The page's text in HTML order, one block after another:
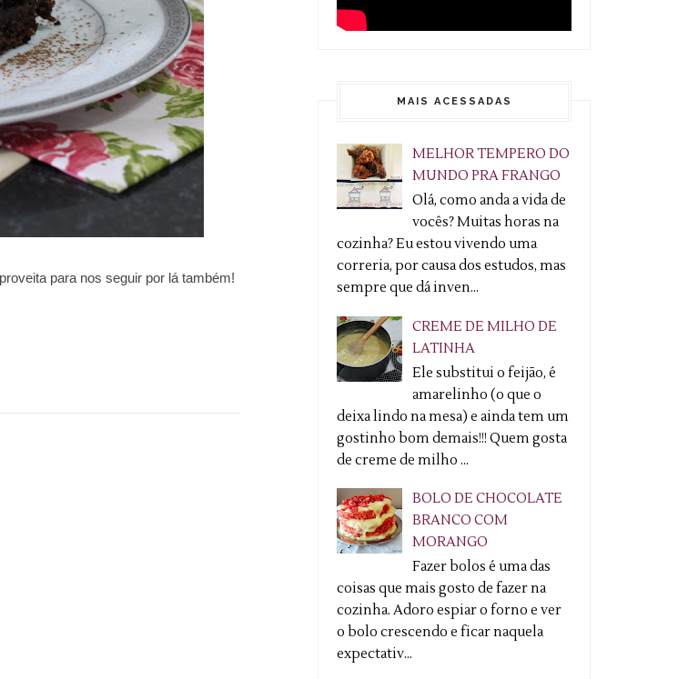
para nos seguir por lá também!
MAIS ACESSADAS
MELHOR TEMPERO DO
MUNDO PRA FRANGO
Olá, como anda a vida de
vocês? Muitas horas na
cozinha? Eu estou vivendo uma
correria, por causa dos estudos, mas
sempre que dá inven...
CREME DE MILHO DE
LATINHA
Ele substitui o feijão, é
amarelinho (o que o
deixa lindo na mesa) e ainda tem um
gostinho bom demais!!! Quem gosta
de creme de milho ...
BOLO DE CHOCOLATE
BRANCO COM
MORANGO
Fazer bolos é uma das
coisas que mais gosto de fazer na
cozinha. Adoro espiar o forno e ver
o bolo crescendo e ficar naquela
expectativ...